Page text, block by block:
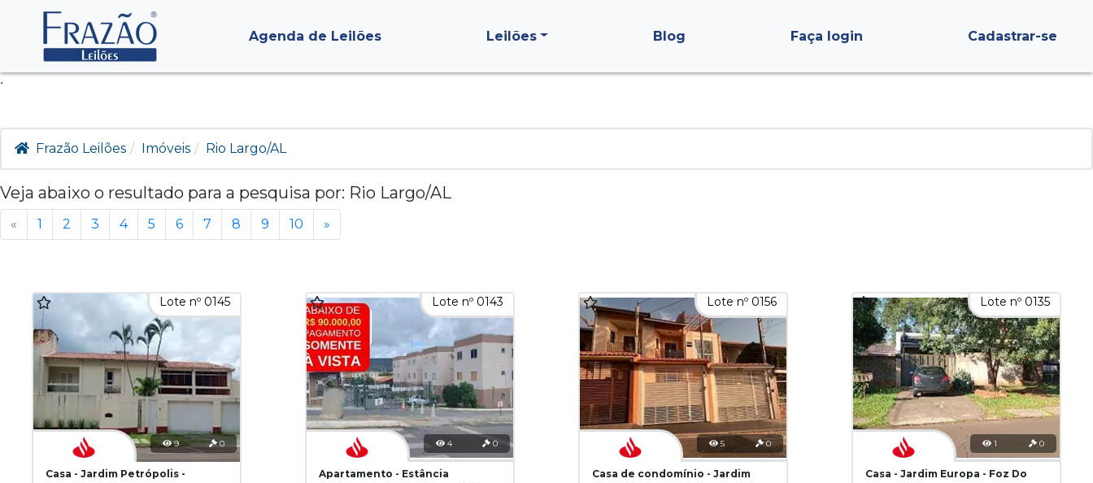
.
Agenda de Leilões Leilões Blog Faça login Cadastrar-se
Frazão Leilões Imóveis Rio Largo/AL
Veja abaixo o resultado para a pesquisa por: Rio Largo/AL
« 1 2 3 4 5 6 7 8 9 10 »
Lote nº 0145
9 0
Casa - Jardim Petrópolis -
Lote nº 0143
4 0
Apartamento - Estância
Lote nº 0156
5 0
Casa de condomínio - Jardim
Lote nº 0135
1 0
Casa - Jardim Europa - Foz Do